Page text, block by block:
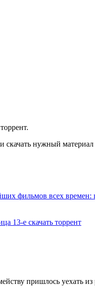
нужный материал
фильмов всех времен:
13-е скачать торрент
пришлось уехать